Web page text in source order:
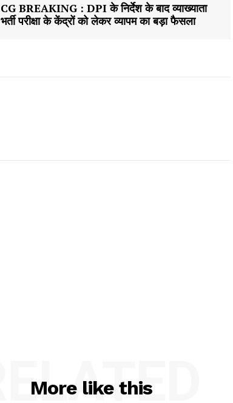
CG BREAKING : DPI के निर्देश के बाद व्याख्याता
भर्ती परीक्षा के केंद्रों को लेकर व्यापम का बड़ा फैसला
More like this
RELATED